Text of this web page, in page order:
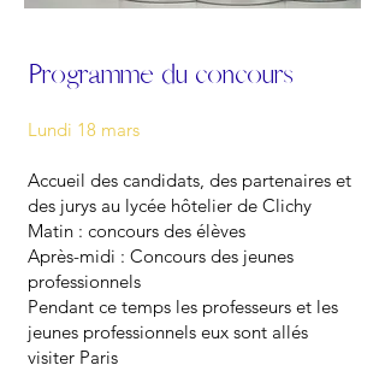
Programme du concours
Lundi 18 mars
Accueil des candidats, des partenaires et
des jurys au lycée hôtelier de Clichy
Matin : concours des élèves
Après-midi : Concours des jeunes
professionnels
Pendant ce temps les professeurs et les
jeunes professionnels eux sont allés
visiter Paris